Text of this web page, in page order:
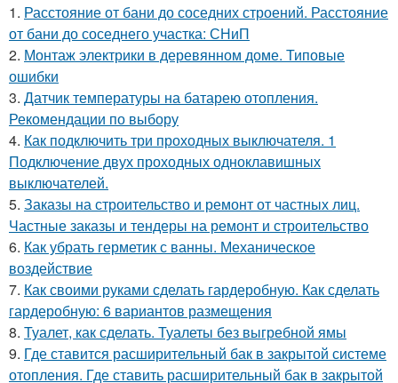
1. Расстояние от бани до соседних строений. Расстояние
от бани до соседнего участка: СНиП
2. Монтаж электрики в деревянном доме. Типовые
ошибки
3. Датчик температуры на батарею отопления.
Рекомендации по выбору
4. Как подключить три проходных выключателя. 1
Подключение двух проходных одноклавишных
выключателей.
5. Заказы на строительство и ремонт от частных лиц.
Частные заказы и тендеры на ремонт и строительство
6. Как убрать герметик с ванны. Механическое
воздействие
7. Как своими руками сделать гардеробную. Как сделать
гардеробную: 6 вариантов размещения
8. Туалет, как сделать. Туалеты без выгребной ямы
9. Где ставится расширительный бак в закрытой системе
отопления. Где ставить расширительный бак в закрытой